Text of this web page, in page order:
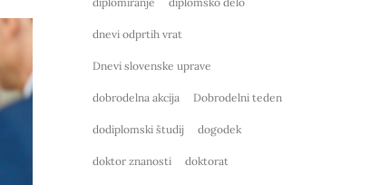
dnevi odprtih vrat
Dnevi slovenske uprave
dobrodelna akcija Dobrodelni teden
dodiplomski študij dogodek
doktor znanosti doktorat